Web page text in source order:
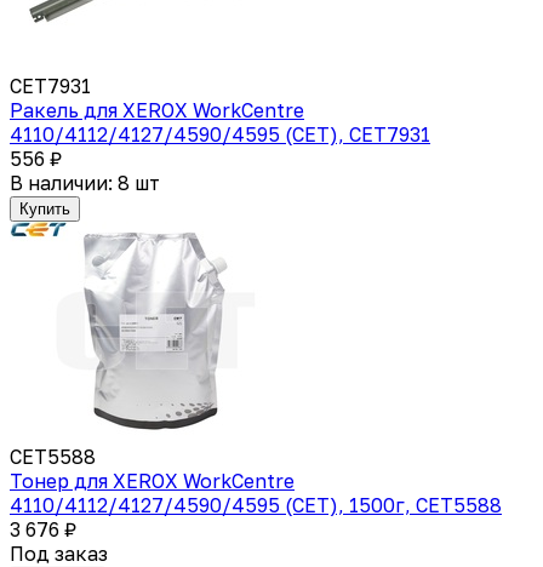
CET7931
Ракель для XEROX WorkCentre
4110/4112/4127/4590/4595 (CET), CET7931
556 ₽
В наличии: 8 шт
Купить
CET5588
Тонер для XEROX WorkCentre
4110/4112/4127/4590/4595 (CET), 1500г, CET5588
3 676 ₽
Под заказ